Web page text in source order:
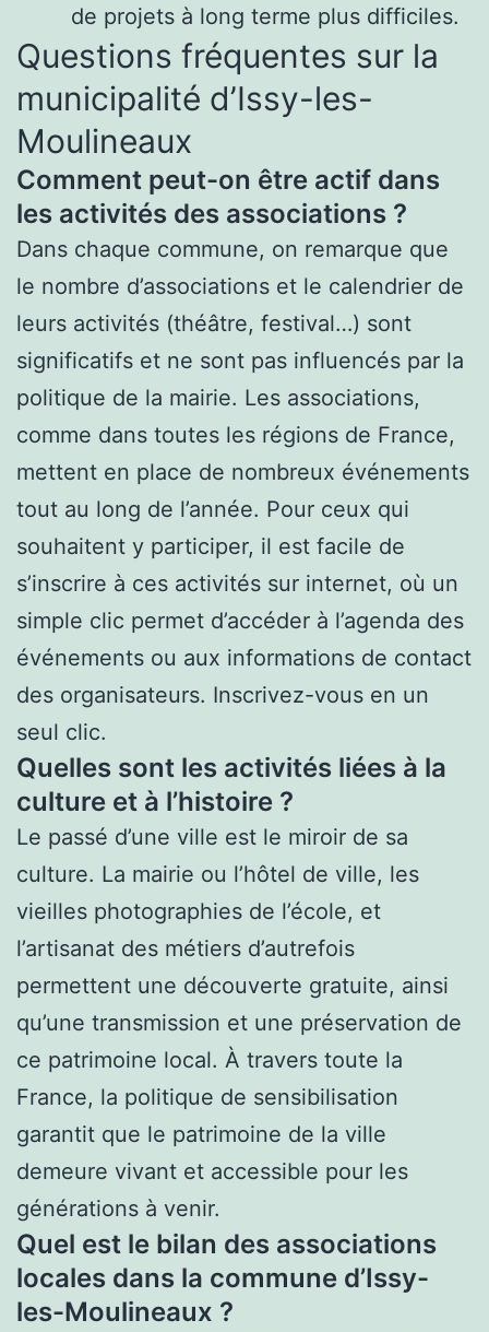
de projets à long terme plus difficiles.
Questions fréquentes sur la
municipalité d’Issy-les-
Moulineaux
Comment peut-on être actif dans
les activités des associations ?
Dans chaque commune, on remarque que
le nombre d’associations et le calendrier de
leurs activités (théâtre, festival…) sont
significatifs et ne sont pas influencés par la
politique de la mairie. Les associations,
comme dans toutes les régions de France,
mettent en place de nombreux événements
tout au long de l’année. Pour ceux qui
souhaitent y participer, il est facile de
s’inscrire à ces activités sur internet, où un
simple clic permet d’accéder à l’agenda des
événements ou aux informations de contact
des organisateurs. Inscrivez-vous en un
seul clic.
Quelles sont les activités liées à la
culture et à l’histoire ?
Le passé d’une ville est le miroir de sa
culture. La mairie ou l’hôtel de ville, les
vieilles photographies de l’école, et
l’artisanat des métiers d’autrefois
permettent une découverte gratuite, ainsi
qu’une transmission et une préservation de
ce patrimoine local. À travers toute la
France, la politique de sensibilisation
garantit que le patrimoine de la ville
demeure vivant et accessible pour les
générations à venir.
Quel est le bilan des associations
locales dans la commune d’Issy-
les-Moulineaux ?